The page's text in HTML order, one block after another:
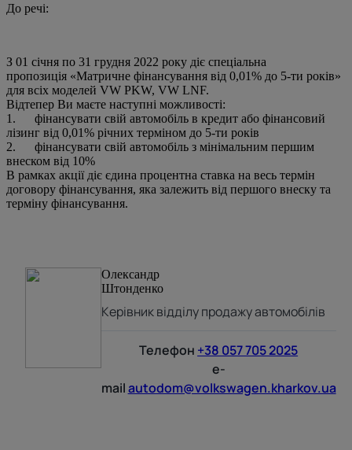
До речi:
З 01 січня по 31 грудня 2022 року діє спеціальна
пропозиція «Матричне фінансування від 0,01% до 5-ти років»
для всіх моделей VW PKW, VW LNF.
Відтепер Ви маєте наступні можливості:
1. фінансувати свій автомобіль в кредит або фінансовий
лізинг від 0,01% річних терміном до 5-ти років
2. фінансувати свій автомобіль з мінімальним першим
внеском від 10%
В рамках акції діє єдина процентна ставка на весь термін
договору фінансування, яка залежить від першого внеску та
терміну фінансування.
Олександр
Штонденко
Керівник відділу продажу автомобілів
Телефон +38 057 705 2025
e-
mailautodom@volkswagen.kharkov.ua